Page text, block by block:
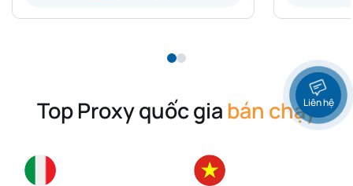
Top Proxy quốc giabán chạyLiên hệ